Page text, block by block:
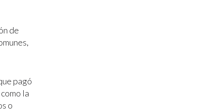
de
pagó
la
o